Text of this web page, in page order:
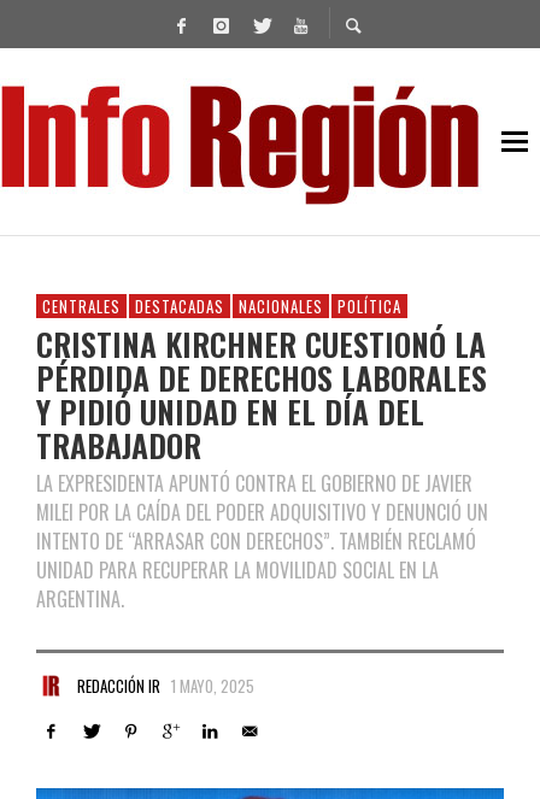
CENTRALES DESTACADAS NACIONALES POLÍTICA
CRISTINA KIRCHNER CUESTIONÓ LA
PÉRDIDA DE DERECHOS LABORALES
Y PIDIÓ UNIDAD EN EL DÍA DEL
TRABAJADOR
LA EXPRESIDENTA APUNTÓ CONTRA EL GOBIERNO DE JAVIER
MILEI POR LA CAÍDA DEL PODER ADQUISITIVO Y DENUNCIÓ UN
INTENTO DE “ARRASAR CON DERECHOS”. TAMBIÉN RECLAMÓ
UNIDAD PARA RECUPERAR LA MOVILIDAD SOCIAL EN LA
ARGENTINA.
REDACCIÓN IR 1 MAYO, 2025